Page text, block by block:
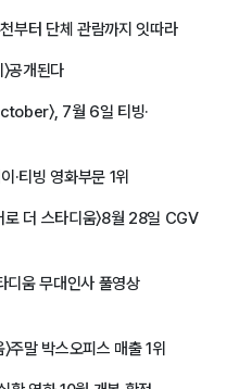
부터 단체 관람까지 잇따라
공개된다
〉, 7월 6일 티빙·
·티빙 영화부문 1위
로 더 스타디움〉8월 28일 CGV
움 무대인사 풀영상
주말 박스오피스 매출 1위